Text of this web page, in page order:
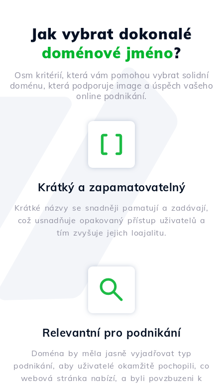
Jak vybrat dokonalé
doménové jméno?
Osm kritérií, která vám pomohou vybrat solidní
doménu, která podporuje image a úspěch vašeho
online podnikání.
Krátký a zapamatovatelný
Krátké názvy se snadněji pamatují a zadávají,
což usnadňuje opakovaný přístup uživatelů a
tím zvyšuje jejich loajalitu.
Relevantní pro podnikání
Doména by měla jasně vyjadřovat typ
podnikání, aby uživatelé okamžitě pochopili, co
webová stránka nabízí, a byli povzbuzeni k